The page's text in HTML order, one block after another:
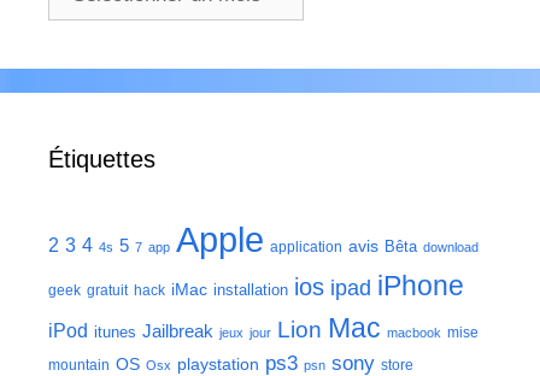
Étiquettes
2 3 4 4s 5 7 app Apple application avis Bêta download
geek gratuit hack iMac installation ios ipad iPhone
iPod itunes Jailbreak jeux jour Lion Mac macbook mise
mountain OS Osx playstation ps3 psn sony store